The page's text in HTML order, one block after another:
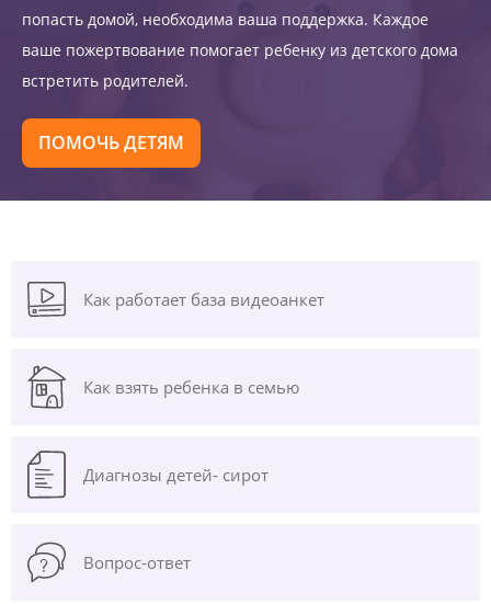
попасть домой, необходима ваша поддержка. Каждое
ваше пожертвование помогает ребенку из детского дома
встретить родителей.
ПОМОЧЬ ДЕТЯМ
Как работает база видеоанкет
Как взять ребенка в семью
Диагнозы детей- сирот
Вопрос-ответ